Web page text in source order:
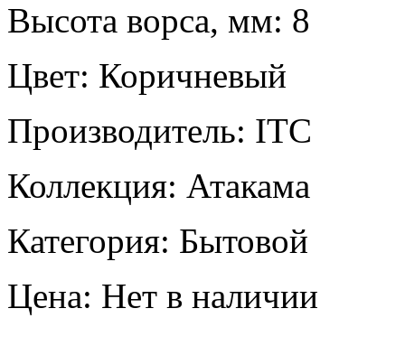
Высота ворса, мм: 8
Цвет: Коричневый
Производитель: ITC
Коллекция: Атакама
Категория: Бытовой
Цена: Нет в наличии